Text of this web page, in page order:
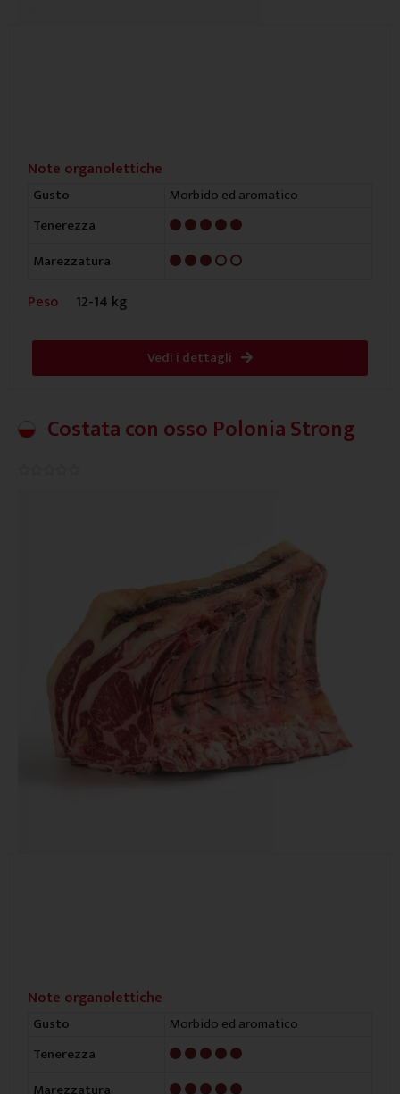
Note organolettiche
Gusto
Morbido ed aromatico
Tenerezza
5/5
Marezzatura 3/5
Peso 12-14 kg
Vedi i dettagli
Costata con osso Polonia Strong
Note organolettiche
Gusto
Morbido ed aromatico
Tenerezza
5/5
5/5